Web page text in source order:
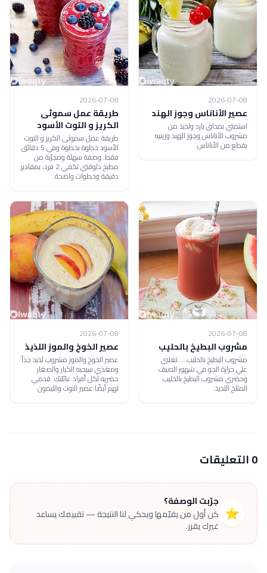
2026-07-08
عصير الأناناس وجوز الهند
استمتي بمذاق بارد ولذيذ من
مشروب الأناناس وجوز الهند وزينيه
بقطع من الأناناس.
2026-07-08
طريقة عمل سموثى
الكريز و التوت الأسود
طريقة عمل سموثى الكريز و التوت
الأسود خطوة بخطوة وفي 5 دقائق
فقط. وصفة سهلة ومجرّبة من
مطبخ دلوقتي تكفي 2 فرد، بمقادير
دقيقة وخطوات واضحة.
2026-07-08
مشروب البطيخ بالحليب
مشروب البطيخ بالحليب.....تغلبي
علي حرارة الجو في شهور الصيف
وحضري مشروب البطيخ بالحليب
المثلج اللذيذ.
2026-07-08
عصير الخوخ والموز اللذيذ
عصير الخوخ والموز مشروب لذيذ جداً
ومغذي سيحبه الكبار والصغار
حضريه لكل أفراد عائلتك. قدمي
لهم أيضًا:عصير التوت والليمون
0 التعليقات
⭐
جرّبت الوصفة؟
كن أول من يقيّمها ويحكي لنا النتيجة — تقييمك يساعد
غيرك يقرر.